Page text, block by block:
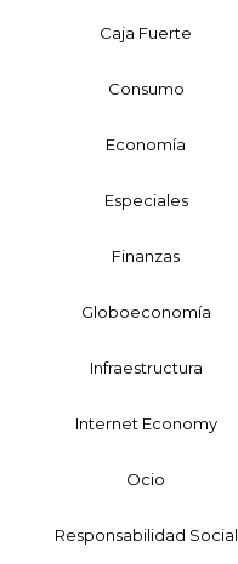
Caja Fuerte
Consumo
Economía
Especiales
Finanzas
Globoeconomía
Infraestructura
Internet Economy
Ocio
Responsabilidad Social